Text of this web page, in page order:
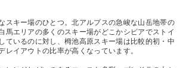
スキー場のひとつ。北アルプスの急峻な山岳地帯の
馬エリアの多くのスキー場がどこかシビアでストイ
ているのに対し、栂池高原スキー場は比較的初・中
レイアウトの比率が高くなっています。